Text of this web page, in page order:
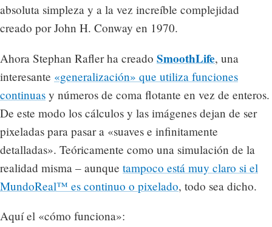
absoluta simpleza y a la vez increíble complejidad
creado por John H. Conway en 1970.
Ahora Stephan Rafler ha creado SmoothLife, una
interesante «generalización» que utiliza funciones
continuas y números de coma flotante en vez de enteros.
De este modo los cálculos y las imágenes dejan de ser
pixeladas para pasar a «suaves e infinitamente
detalladas». Teóricamente como una simulación de la
realidad misma – aunque tampoco está muy claro si el
MundoReal™ es continuo o pixelado, todo sea dicho.
Aquí el «cómo funciona»: